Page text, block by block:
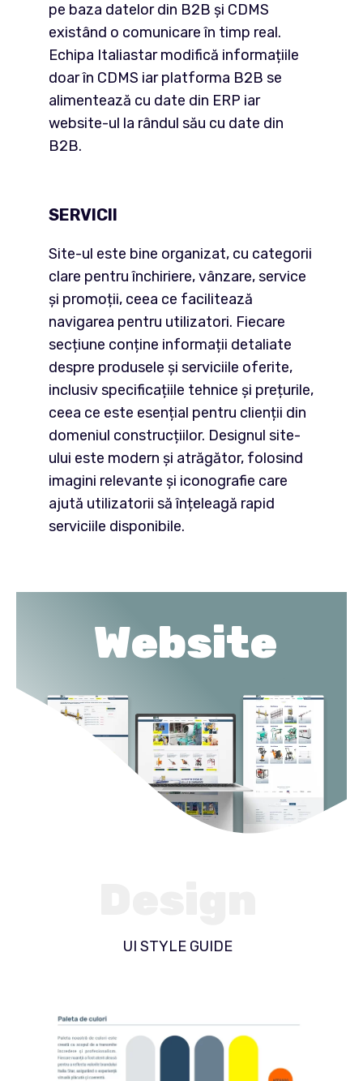
pe baza datelor din B2B și CDMS
existând o comunicare în timp real​.
Echipa Italiastar modifică informațiile
doar în CDMS iar platforma B2B se
alimentează cu date din ERP iar
website-ul la rândul său cu date din
B2B.
SERVICII
Site-ul este bine organizat, cu categorii
clare pentru închiriere, vânzare, service
și promoții, ceea ce facilitează
navigarea pentru utilizatori​. Fiecare
secțiune conține informații detaliate
despre produsele și serviciile oferite,
inclusiv specificațiile tehnice și prețurile,
ceea ce este esențial pentru clienții din
domeniul construcțiilor​. Designul site-
ului este modern și atrăgător, folosind
imagini relevante și iconografie care
ajută utilizatorii să înțeleagă rapid
serviciile disponibile.
Website
UI STYLE GUIDE